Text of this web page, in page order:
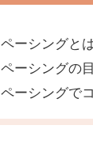
ペーシングと
ペーシングの
ペーシングで